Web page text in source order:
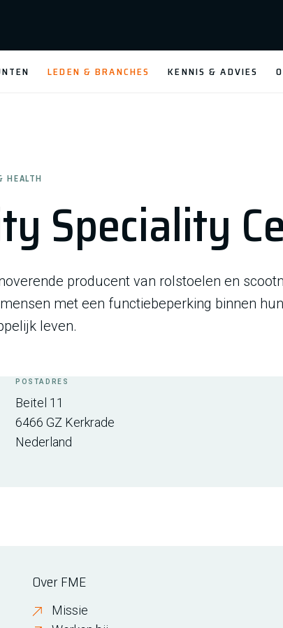
LEDEN & BRANCHES KENNIS & ADVIES
Speciality
HEALTH
producent van rolstoelen en
met een functiebeperking binnen
leven.
POSTADRES
Beitel 11
6466 GZ Kerkrade
Nederland
Over FME
Missie